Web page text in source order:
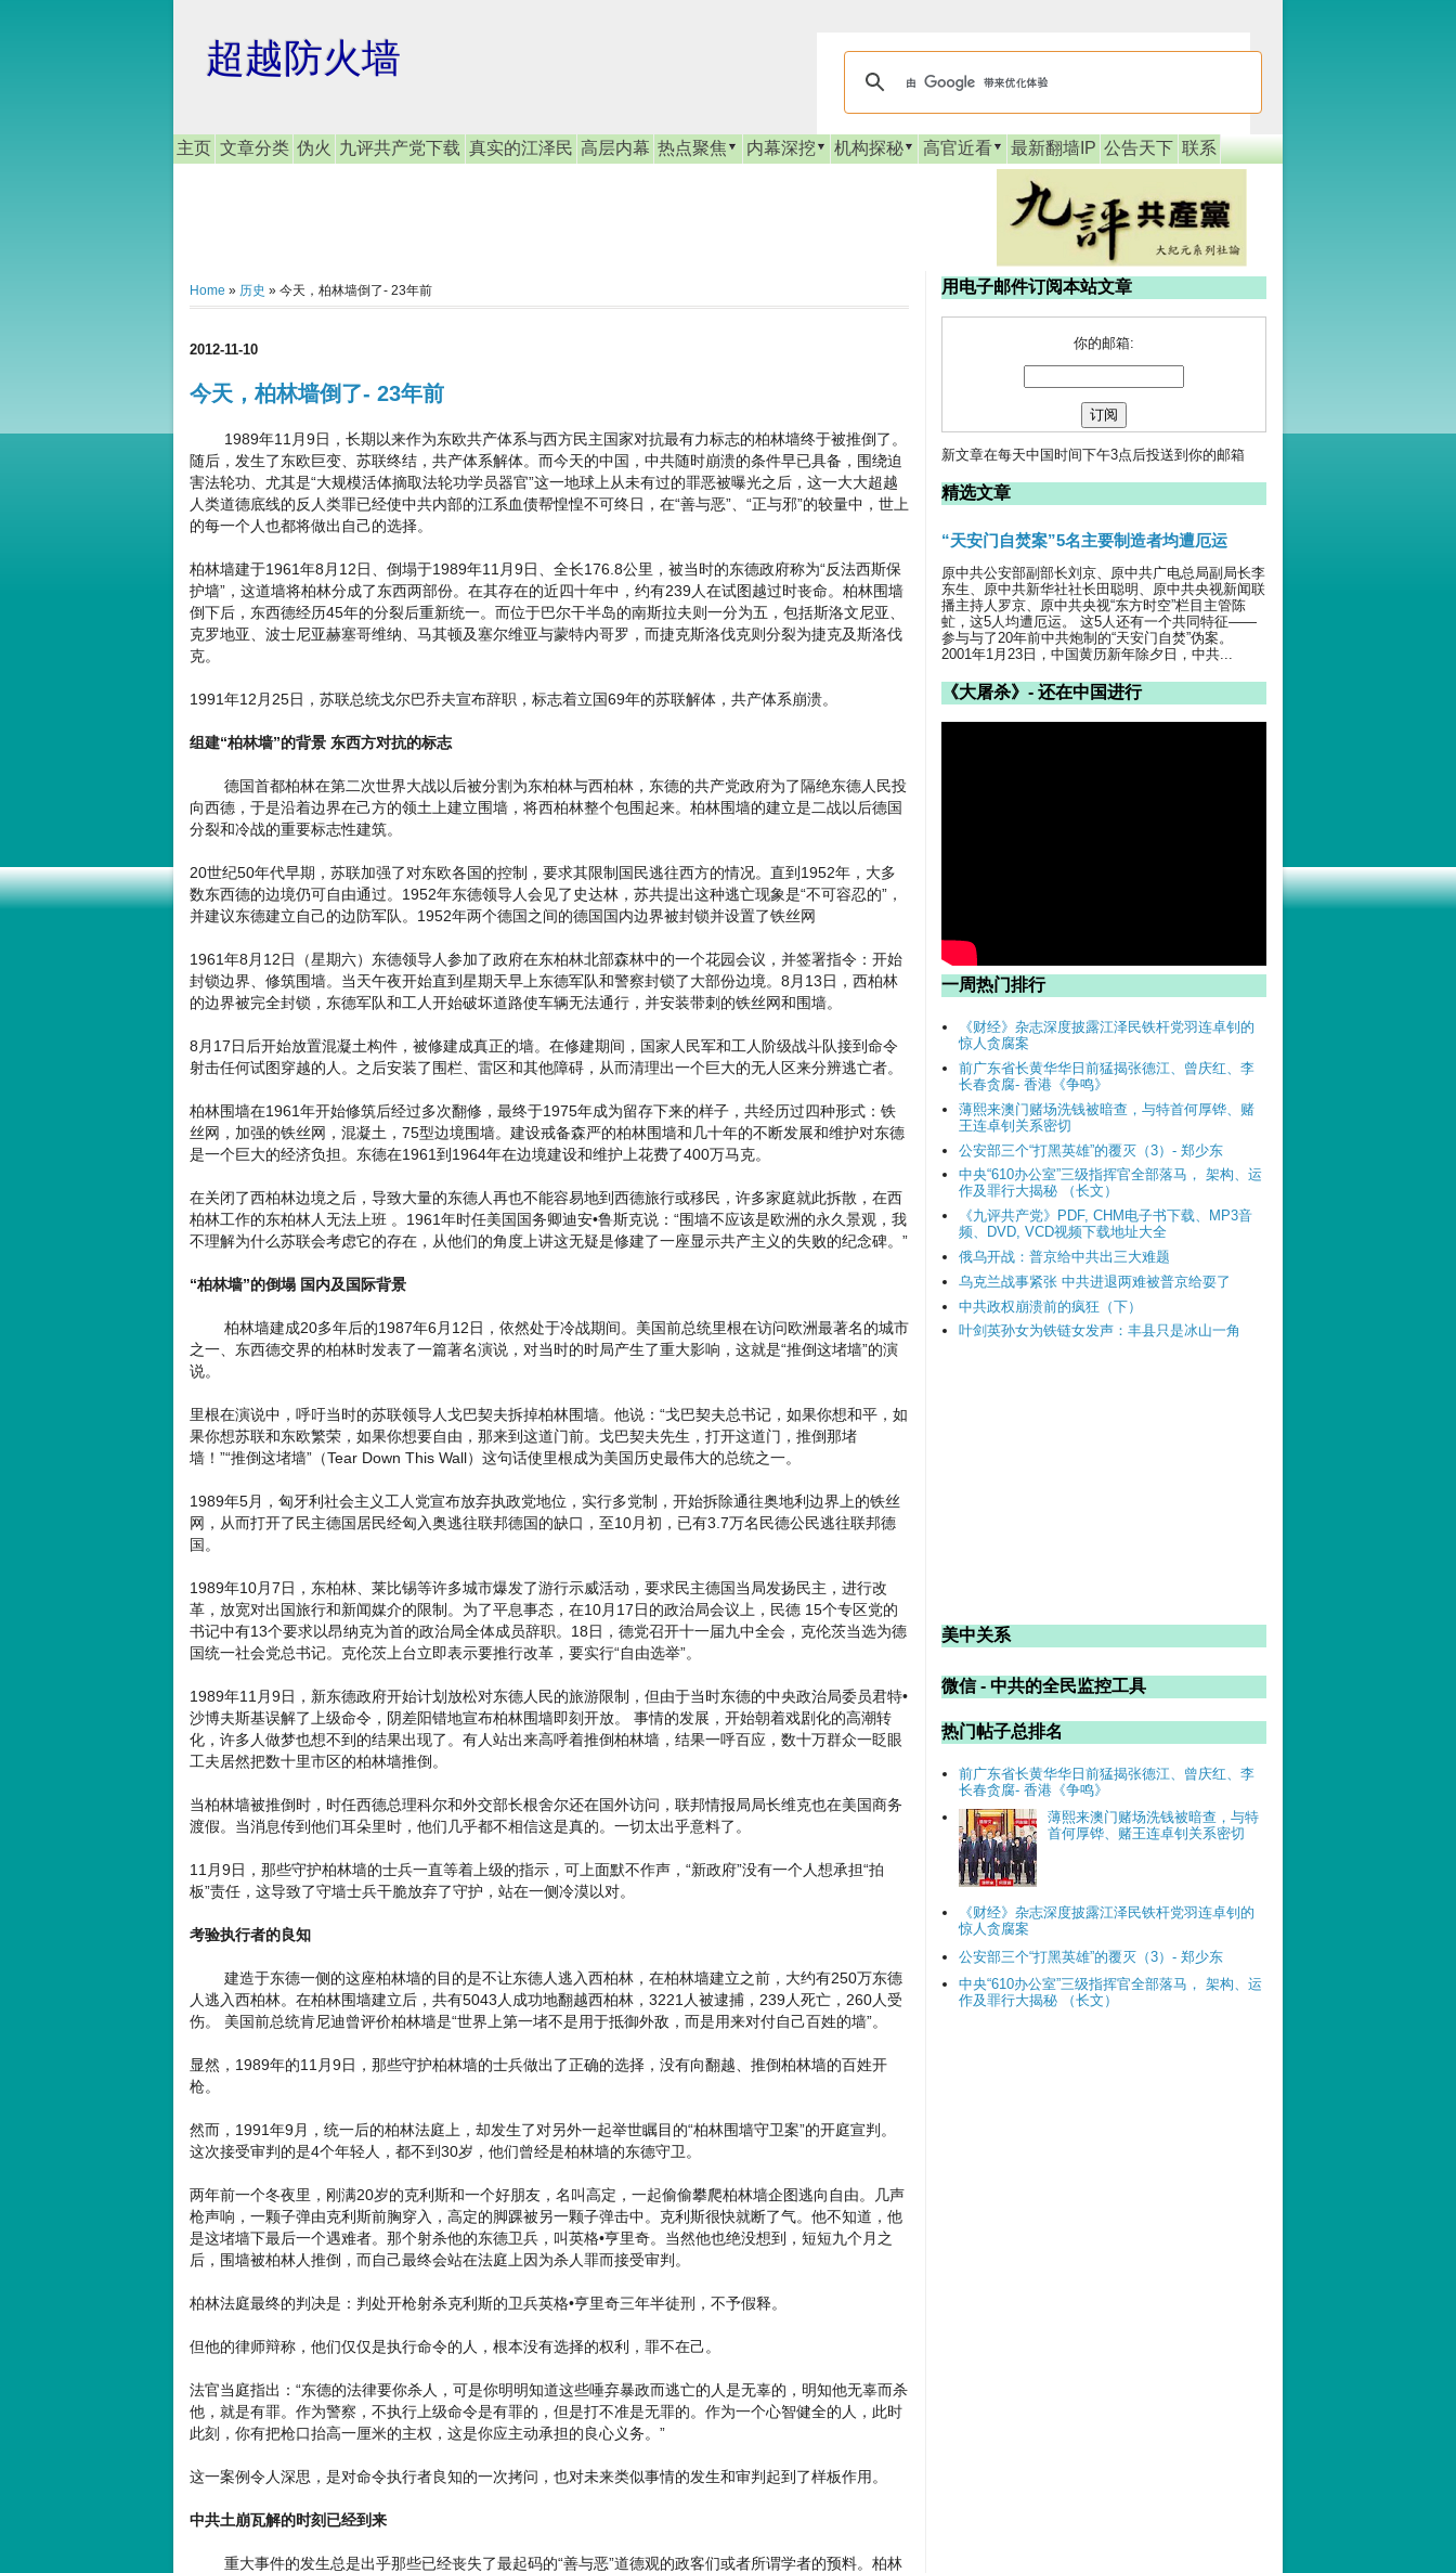
超越防火墙
主页 文章分类 伪火 九评共产党下载 真实的江泽民 高层内幕 热点聚焦 内幕深挖 机构探秘 高官近看 最新翻墙IP 公告天下 联系
Home » 历史 » 今天，柏林墙倒了- 23年前
2012-11-10
今天，柏林墙倒了- 23年前
1989年11月9日，长期以来作为东欧共产体系与西方民主国家对抗最有力标志的柏林墙终于被推倒了。
随后，发生了东欧巨变、苏联终结，共产体系解体。而今天的中国，中共随时崩溃的条件早已具备，围绕迫
害法轮功、尤其是“大规模活体摘取法轮功学员器官”这一地球上从未有过的罪恶被曝光之后，这一大大超越
人类道德底线的反人类罪已经使中共内部的江系血债帮惶惶不可终日，在“善与恶”、“正与邪”的较量中，世上
的每一个人也都将做出自己的选择。
柏林墙建于1961年8月12日、倒塌于1989年11月9日、全长176.8公里，被当时的东德政府称为“反法西斯保
护墙”，这道墙将柏林分成了东西两部份。在其存在的近四十年中，约有239人在试图越过时丧命。柏林围墙
倒下后，东西德经历45年的分裂后重新统一。而位于巴尔干半岛的南斯拉夫则一分为五，包括斯洛文尼亚、
克罗地亚、波士尼亚赫塞哥维纳、马其顿及塞尔维亚与蒙特内哥罗，而捷克斯洛伐克则分裂为捷克及斯洛伐
克。
1991年12月25日，苏联总统戈尔巴乔夫宣布辞职，标志着立国69年的苏联解体，共产体系崩溃。
组建“柏林墙”的背景 东西方对抗的标志
德国首都柏林在第二次世界大战以后被分割为东柏林与西柏林，东德的共产党政府为了隔绝东德人民投
向西德，于是沿着边界在己方的领土上建立围墙，将西柏林整个包围起来。柏林围墙的建立是二战以后德国
分裂和冷战的重要标志性建筑。
20世纪50年代早期，苏联加强了对东欧各国的控制，要求其限制国民逃往西方的情况。直到1952年，大多
数东西德的边境仍可自由通过。1952年东德领导人会见了史达林，苏共提出这种逃亡现象是“不可容忍的”，
并建议东德建立自己的边防军队。1952年两个德国之间的德国国内边界被封锁并设置了铁丝网
1961年8月12日（星期六）东德领导人参加了政府在东柏林北部森林中的一个花园会议，并签署指令：开始
封锁边界、修筑围墙。当天午夜开始直到星期天早上东德军队和警察封锁了大部份边境。8月13日，西柏林
的边界被完全封锁，东德军队和工人开始破坏道路使车辆无法通行，并安装带刺的铁丝网和围墙。
8月17日后开始放置混凝土构件，被修建成真正的墙。在修建期间，国家人民军和工人阶级战斗队接到命令
射击任何试图穿越的人。之后安装了围栏、雷区和其他障碍，从而清理出一个巨大的无人区来分辨逃亡者。
柏林围墙在1961年开始修筑后经过多次翻修，最终于1975年成为留存下来的样子，共经历过四种形式：铁
丝网，加强的铁丝网，混凝土，75型边境围墙。建设戒备森严的柏林围墙和几十年的不断发展和维护对东德
是一个巨大的经济负担。东德在1961到1964年在边境建设和维护上花费了400万马克。
在关闭了西柏林边境之后，导致大量的东德人再也不能容易地到西德旅行或移民，许多家庭就此拆散，在西
柏林工作的东柏林人无法上班 。1961年时任美国国务卿迪安•鲁斯克说：“围墙不应该是欧洲的永久景观，我
不理解为什么苏联会考虑它的存在，从他们的角度上讲这无疑是修建了一座显示共产主义的失败的纪念碑。”
“柏林墙”的倒塌 国内及国际背景
柏林墙建成20多年后的1987年6月12日，依然处于冷战期间。美国前总统里根在访问欧洲最著名的城市
之一、东西德交界的柏林时发表了一篇著名演说，对当时的时局产生了重大影响，这就是“推倒这堵墙”的演
说。
里根在演说中，呼吁当时的苏联领导人戈巴契夫拆掉柏林围墙。他说：“戈巴契夫总书记，如果你想和平，如
果你想苏联和东欧繁荣，如果你想要自由，那来到这道门前。戈巴契夫先生，打开这道门，推倒那堵
墙！”“推倒这堵墙”（Tear Down This Wall）这句话使里根成为美国历史最伟大的总统之一。
1989年5月，匈牙利社会主义工人党宣布放弃执政党地位，实行多党制，开始拆除通往奥地利边界上的铁丝
网，从而打开了民主德国居民经匈入奥逃往联邦德国的缺口，至10月初，已有3.7万名民德公民逃往联邦德
国。
1989年10月7日，东柏林、莱比锡等许多城市爆发了游行示威活动，要求民主德国当局发扬民主，进行改
革，放宽对出国旅行和新闻媒介的限制。为了平息事态，在10月17日的政治局会议上，民德 15个专区党的
书记中有13个要求以昂纳克为首的政治局全体成员辞职。18日，德党召开十一届九中全会，克伦茨当选为德
国统一社会党总书记。克伦茨上台立即表示要推行改革，要实行“自由选举”。
1989年11月9日，新东德政府开始计划放松对东德人民的旅游限制，但由于当时东德的中央政治局委员君特•
沙博夫斯基误解了上级命令，阴差阳错地宣布柏林围墙即刻开放。 事情的发展，开始朝着戏剧化的高潮转
化，许多人做梦也想不到的结果出现了。有人站出来高呼着推倒柏林墙，结果一呼百应，数十万群众一眨眼
工夫居然把数十里市区的柏林墙推倒。
当柏林墙被推倒时，时任西德总理科尔和外交部长根舍尔还在国外访问，联邦情报局局长维克也在美国商务
渡假。当消息传到他们耳朵里时，他们几乎都不相信这是真的。一切太出乎意料了。
11月9日，那些守护柏林墙的士兵一直等着上级的指示，可上面默不作声，“新政府”没有一个人想承担“拍
板”责任，这导致了守墙士兵干脆放弃了守护，站在一侧冷漠以对。
考验执行者的良知
建造于东德一侧的这座柏林墙的目的是不让东德人逃入西柏林，在柏林墙建立之前，大约有250万东德
人逃入西柏林。在柏林围墙建立后，共有5043人成功地翻越西柏林，3221人被逮捕，239人死亡，260人受
伤。 美国前总统肯尼迪曾评价柏林墙是“世界上第一堵不是用于抵御外敌，而是用来对付自己百姓的墙”。
显然，1989年的11月9日，那些守护柏林墙的士兵做出了正确的选择，没有向翻越、推倒柏林墙的百姓开
枪。
然而，1991年9月，统一后的柏林法庭上，却发生了对另外一起举世瞩目的“柏林围墙守卫案”的开庭宣判。
这次接受审判的是4个年轻人，都不到30岁，他们曾经是柏林墙的东德守卫。
两年前一个冬夜里，刚满20岁的克利斯和一个好朋友，名叫高定，一起偷偷攀爬柏林墙企图逃向自由。几声
枪声响，一颗子弹由克利斯前胸穿入，高定的脚踝被另一颗子弹击中。克利斯很快就断了气。他不知道，他
是这堵墙下最后一个遇难者。那个射杀他的东德卫兵，叫英格•亨里奇。当然他也绝没想到，短短九个月之
后，围墙被柏林人推倒，而自己最终会站在法庭上因为杀人罪而接受审判。
柏林法庭最终的判决是：判处开枪射杀克利斯的卫兵英格•亨里奇三年半徒刑，不予假释。
但他的律师辩称，他们仅仅是执行命令的人，根本没有选择的权利，罪不在己。
法官当庭指出：“东德的法律要你杀人，可是你明明知道这些唾弃暴政而逃亡的人是无辜的，明知他无辜而杀
他，就是有罪。作为警察，不执行上级命令是有罪的，但是打不准是无罪的。作为一个心智健全的人，此时
此刻，你有把枪口抬高一厘米的主权，这是你应主动承担的良心义务。”
这一案例令人深思，是对命令执行者良知的一次拷问，也对未来类似事情的发生和审判起到了样板作用。
中共土崩瓦解的时刻已经到来
重大事件的发生总是出乎那些已经丧失了最起码的“善与恶”道德观的政客们或者所谓学者的预料。柏林
用电子邮件订阅本站文章
你的邮箱:
新文章在每天中国时间下午3点后投送到你的邮箱
精选文章
“天安门自焚案”5名主要制造者均遭厄运
原中共公安部副部长刘京、原中共广电总局副局长李
东生、原中共新华社社长田聪明、原中共央视新闻联
播主持人罗京、原中共央视“东方时空”栏目主管陈
虻，这5人均遭厄运。 这5人还有一个共同特征——
参与与了20年前中共炮制的“天安门自焚”伪案。
2001年1月23日，中国黄历新年除夕日，中共...
《大屠杀》- 还在中国进行
一周热门排行
《财经》杂志深度披露江泽民铁杆党羽连卓钊的
惊人贪腐案
前广东省长黄华华日前猛揭张德江、曾庆红、李
长春贪腐- 香港《争鸣》
薄熙来澳门赌场洗钱被暗查，与特首何厚铧、赌
王连卓钊关系密切
公安部三个“打黑英雄”的覆灭（3）- 郑少东
中央“610办公室”三级指挥官全部落马， 架构、运
作及罪行大揭秘 （长文）
《九评共产党》PDF, CHM电子书下载、MP3音
频、DVD, VCD视频下载地址大全
俄乌开战：普京给中共出三大难题
乌克兰战事紧张 中共进退两难被普京给耍了
中共政权崩溃前的疯狂（下）
叶剑英孙女为铁链女发声：丰县只是冰山一角
美中关系
微信 - 中共的全民监控工具
热门帖子总排名
前广东省长黄华华日前猛揭张德江、曾庆红、李
长春贪腐- 香港《争鸣》
薄熙来澳门赌场洗钱被暗查，与特
首何厚铧、赌王连卓钊关系密切
《财经》杂志深度披露江泽民铁杆党羽连卓钊的
惊人贪腐案
公安部三个“打黑英雄”的覆灭（3）- 郑少东
中央“610办公室”三级指挥官全部落马， 架构、运
作及罪行大揭秘 （长文）